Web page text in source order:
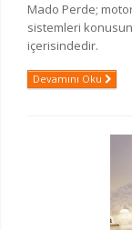
Mado Perde;
sistemleri
içerisindedir.
Devamını Oku